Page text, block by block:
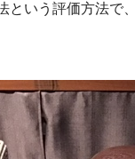
という評価方法で